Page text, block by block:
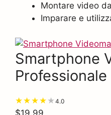
Montare video
Imparare e
Smartphone
Professionale
4.0
$19,99